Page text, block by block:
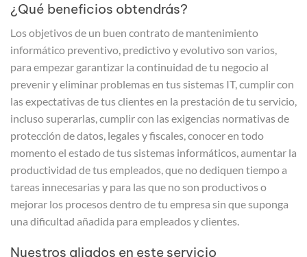
¿Qué beneficios obtendrás?
Los objetivos de un buen contrato de mantenimiento
informático preventivo, predictivo y evolutivo son varios,
para empezar garantizar la continuidad de tu negocio al
prevenir y eliminar problemas en tus sistemas IT, cumplir con
las expectativas de tus clientes en la prestación de tu servicio,
incluso superarlas, cumplir con las exigencias normativas de
protección de datos, legales y fiscales, conocer en todo
momento el estado de tus sistemas informáticos, aumentar la
productividad de tus empleados, que no dediquen tiempo a
tareas innecesarias y para las que no son productivos o
mejorar los procesos dentro de tu empresa sin que suponga
una dificultad añadida para empleados y clientes.
Nuestros aliados en este servicio